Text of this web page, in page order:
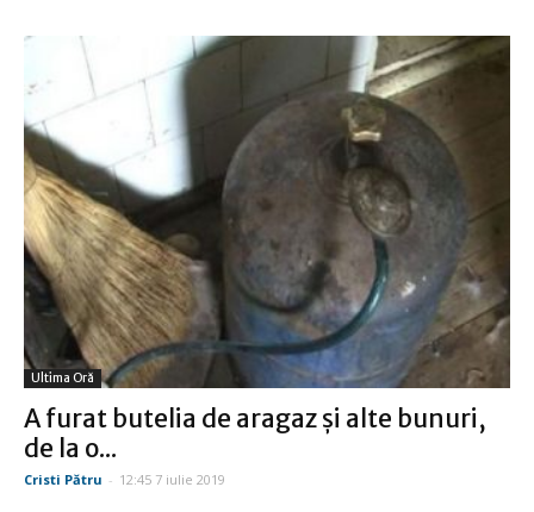
Ultima Oră
A furat butelia de aragaz şi alte bunuri,
de la o...
Cristi Pătru - 12:45 7 iulie 2019